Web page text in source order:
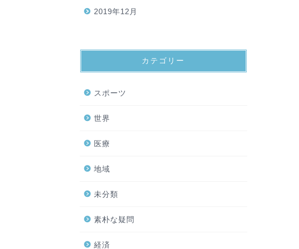
2019年12月
カテゴリー
スポーツ
世界
医療
地域
未分類
素朴な疑問
経済